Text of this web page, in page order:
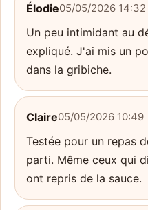
Élodie05/05/2026 14:32
Un peu intimidant au
expliqué. J'ai mis un
dans la gribiche.
Claire05/05/2026 10:49
Testée pour un repas
parti. Même ceux qui
ont repris de la sauce.